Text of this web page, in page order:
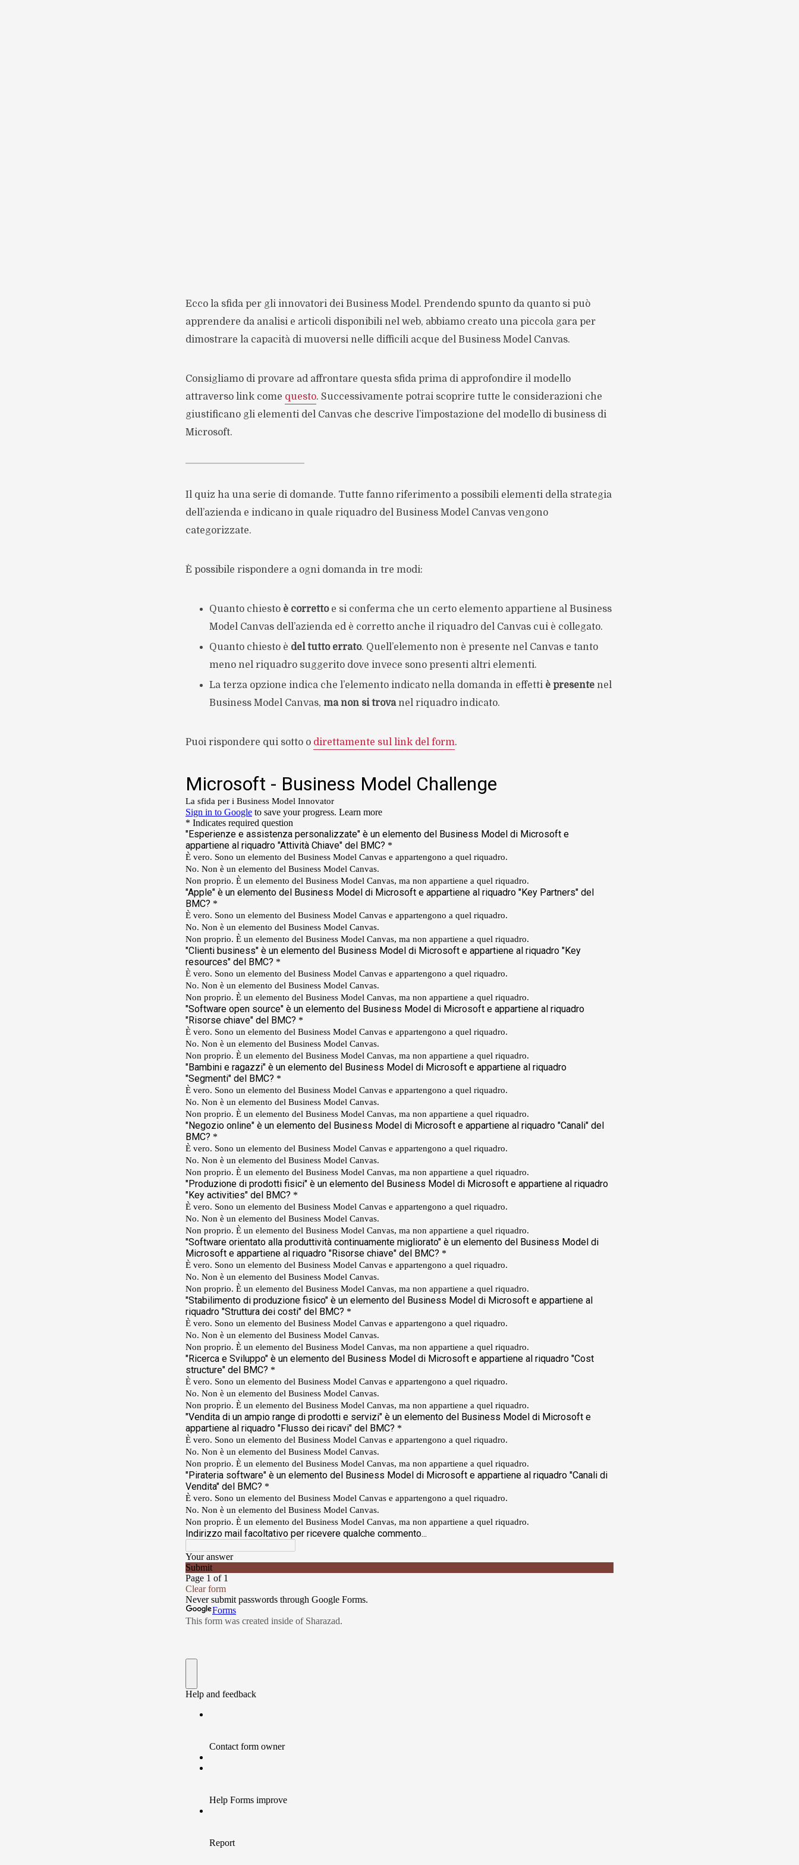
Ecco la sfida per gli innovatori dei Business Model. Prendendo spunto da quanto si può
apprendere da analisi e articoli disponibili nel web, abbiamo creato una piccola gara per
dimostrare la capacità di muoversi nelle difficili acque del Business Model Canvas.
Consigliamo di provare ad affrontare questa sfida prima di approfondire il modello
attraverso link come questo. Successivamente potrai scoprire tutte le considerazioni che
giustificano gli elementi del Canvas che descrive l’impostazione del modello di business di
Microsoft.
Il quiz ha una serie di domande. Tutte fanno riferimento a possibili elementi della strategia
dell’azienda e indicano in quale riquadro del Business Model Canvas vengono
categorizzate.
È possibile rispondere a ogni domanda in tre modi:
Quanto chiesto è correttoe si conferma che un certo elemento appartiene al Business
Model Canvas dell’azienda ed è corretto anche il riquadro del Canvas cui è collegato.
Quanto chiesto è del tutto errato. Quell’elemento non è presente nel Canvas e tanto
meno nel riquadro suggerito dove invece sono presenti altri elementi.
La terza opzione indica che l’elemento indicato nella domanda in effetti è presente nel
Business Model Canvas, ma non si trovanel riquadro indicato.
Puoi rispondere qui sotto o direttamente sul link del form.